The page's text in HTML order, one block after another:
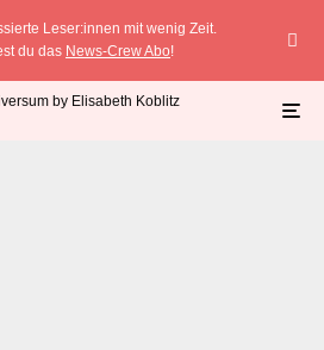
Leser:innen mit wenig Zeit.
du das News-Crew Abo!